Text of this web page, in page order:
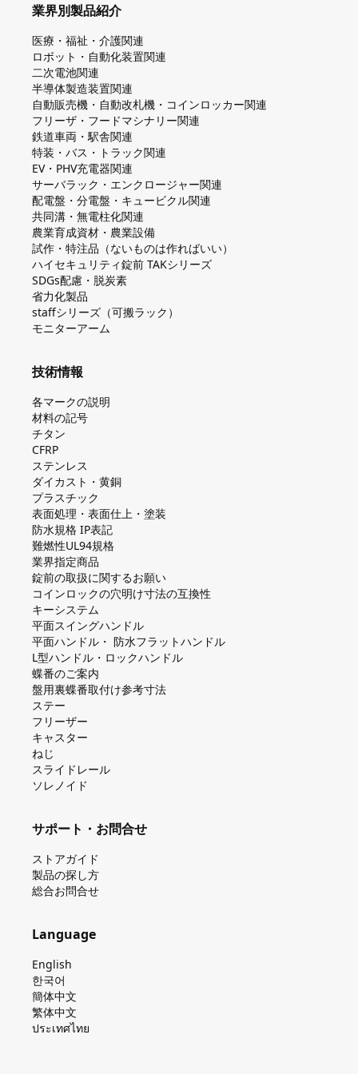
業界別製品紹介
医療・福祉・介護関連
ロボット・自動化装置関連
二次電池関連
半導体製造装置関連
自動販売機・自動改札機・コインロッカー関連
フリーザ・フードマシナリー関連
鉄道車両・駅舎関連
特装・バス・トラック関連
EV・PHV充電器関連
サーバラック・エンクロージャー関連
配電盤・分電盤・キュービクル関連
共同溝・無電柱化関連
農業育成資材・農業設備
試作・特注品（ないものは作ればいい）
ハイセキュリティ錠前 TAKシリーズ
SDGs配慮・脱炭素
省力化製品
staffシリーズ（可搬ラック）
モニターアーム
技術情報
各マークの説明
材料の記号
チタン
CFRP
ステンレス
ダイカスト・⻩銅
プラスチック
表面処理・表面仕上・塗装
防⽔規格 IP表記
難燃性UL94規格
業界指定商品
錠前の取扱に関するお願い
コインロックの⽳明け⼨法の互換性
キーシステム
平⾯スイングハンドル
平⾯ハンドル・ 防⽔フラットハンドル
L型ハンドル・ロックハンドル
蝶番のご案内
盤⽤裏蝶番取付け参考⼨法
ステー
フリーザー
キャスター
ねじ
スライドレール
ソレノイド
サポート・お問合せ
ストアガイド
製品の探し⽅
総合お問合せ
Language
English
한국어
簡体中文
繁体中文
ประเทศไทย